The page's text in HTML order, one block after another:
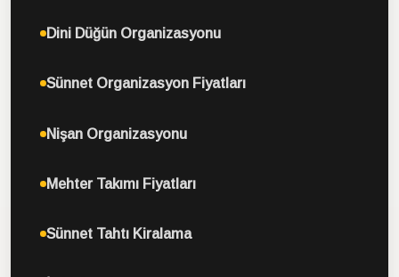
Dini Düğün Organizasyonu
Sünnet Organizasyon Fiyatları
Nişan Organizasyonu
Mehter Takımı Fiyatları
Sünnet Tahtı Kiralama